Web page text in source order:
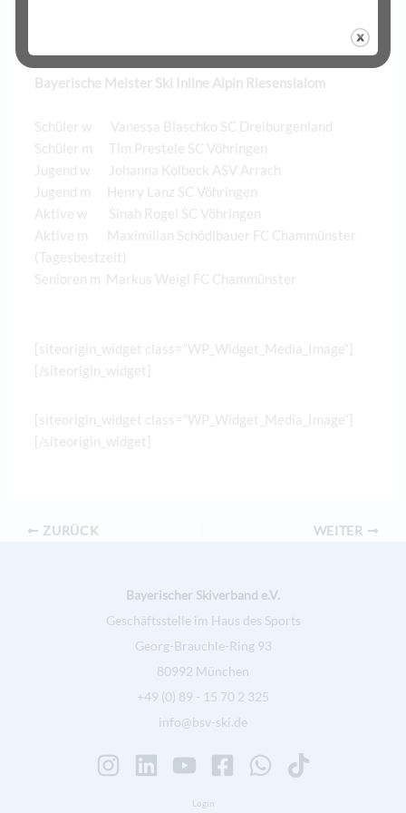
Bayerische Meister Ski Inline Alpin Riesenslalom
Schüler w Vanessa Blaschko SC Dreiburgenland
Schüler m Tim Prestele SC Vöhringen
Jugend w Johanna Kolbeck ASV Arrach
Jugend m Henry Lanz SC Vöhringen
Aktive w Sinah Rogel SC Vöhringen
Aktive m Maximilian Schödlbauer FC Chammünster
(Tagesbestzeit)
Senioren m Markus Weigl FC Chammünster
[siteorigin_widget class=“WP_Widget_Media_Image“]
[/siteorigin_widget]
[siteorigin_widget class=“WP_Widget_Media_Image“]
[/siteorigin_widget]
ZURÜCK WEITER
Bayerischer Skiverband e.V.
Geschäftsstelle im Haus des Sports
Georg-Brauchle-Ring 93
80992 München
+49 (0) 89 - 15 70 2 325
info@bsv-ski.de
Login